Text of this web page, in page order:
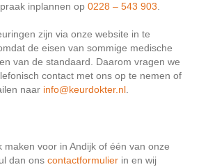
inplannen op 0228 – 543 903
zijn via onze website in te
de eisen van sommige medische
van de standaard. Daarom vragen we
contact met ons op te nemen of
naar info@keurdokter.nl
maken voor in Andijk of één van onze
dan ons contactformulier in en wij